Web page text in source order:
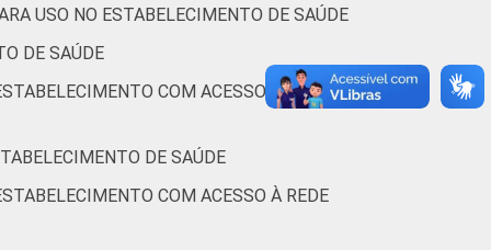
USO NO ESTABELECIMENTO DE SAÚDE
DE SAÚDE
COM ACESSO À
DE SAÚDE
COM ACESSO À REDE